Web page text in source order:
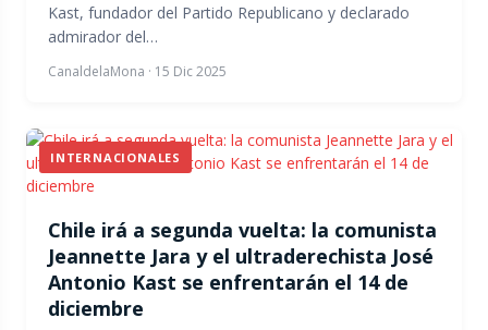
Kast, fundador del Partido Republicano y declarado
admirador del…
CanaldelaMona · 15 Dic 2025
INTERNACIONALES
Chile irá a segunda vuelta: la comunista
Jeannette Jara y el ultraderechista José
Antonio Kast se enfrentarán el 14 de
diciembre